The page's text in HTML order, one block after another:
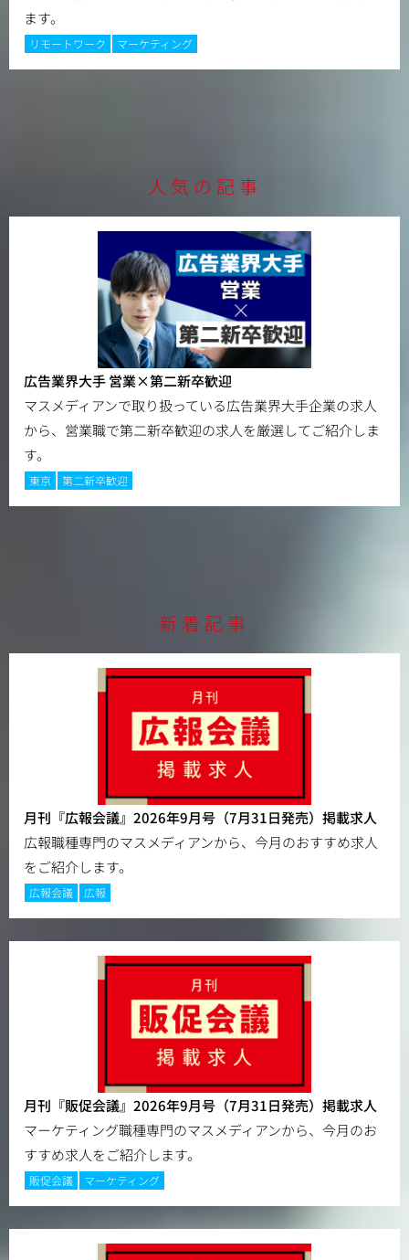
ます。
リモートワーク マーケティング
人気の記事
広告業界大手 営業×第二新卒歓迎
マスメディアンで取り扱っている広告業界大手企業の求人
から、営業職で第二新卒歓迎の求人を厳選してご紹介しま
す。
東京 第二新卒歓迎
新着記事
月刊『広報会議』2026年9月号（7月31日発売）掲載求人
広報職種専門のマスメディアンから、今月のおすすめ求人
をご紹介します。
広報会議 広報
月刊『販促会議』2026年9月号（7月31日発売）掲載求人
マーケティング職種専門のマスメディアンから、今月のお
すすめ求人をご紹介します。
販促会議 マーケティング